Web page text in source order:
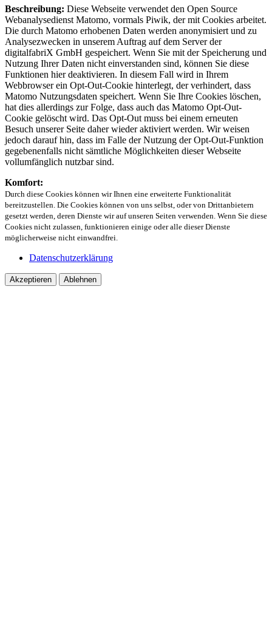
Beschreibung: Diese Webseite verwendet den Open Source
Webanalysedienst Matomo, vormals Piwik, der mit Cookies arbeitet.
Die durch Matomo erhobenen Daten werden anonymisiert und zu
Analysezwecken in unserem Auftrag auf dem Server der
digitalfabriX GmbH gespeichert. Wenn Sie mit der Speicherung und
Nutzung Ihrer Daten nicht einverstanden sind, können Sie diese
Funktionen hier deaktivieren. In diesem Fall wird in Ihrem
Webbrowser ein Opt-Out-Cookie hinterlegt, der verhindert, dass
Matomo Nutzungsdaten speichert. Wenn Sie Ihre Cookies löschen,
hat dies allerdings zur Folge, dass auch das Matomo Opt-Out-
Cookie gelöscht wird. Das Opt-Out muss bei einem erneuten
Besuch unserer Seite daher wieder aktiviert werden. Wir weisen
jedoch darauf hin, dass im Falle der Nutzung der Opt-Out-Funktion
gegebenenfalls nicht sämtliche Möglichkeiten dieser Webseite
vollumfänglich nutzbar sind.
Komfort:
Durch diese Cookies können wir Ihnen eine erweiterte Funktionalität
bereitzustellen. Die Cookies können von uns selbst, oder von Drittanbietern
gesetzt werden, deren Dienste wir auf unseren Seiten verwenden. Wenn Sie diese
Cookies nicht zulassen, funktionieren einige oder alle dieser Dienste
möglicherweise nicht einwandfrei.
Datenschutzerklärung
Akzeptieren Ablehnen